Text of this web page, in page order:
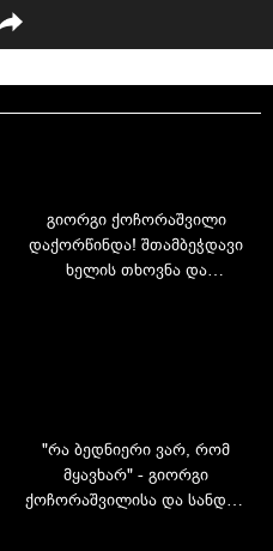
გიორგი ქოჩორაშვილი
დაქორწინდა! შთამბეჭდავი
ხელის თხოვნა და
"რა ბედნიერი ვარ, რომ
მყავხარ" - გიორგი
ქოჩორაშვილისა და სანდრა